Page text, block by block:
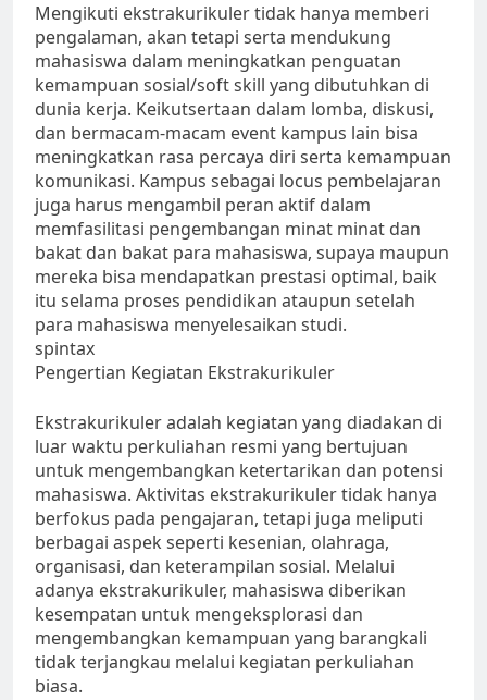
Mengikuti ekstrakurikuler tidak hanya memberi
pengalaman, akan tetapi serta mendukung
mahasiswa dalam meningkatkan penguatan
kemampuan sosial/soft skill yang dibutuhkan di
dunia kerja. Keikutsertaan dalam lomba, diskusi,
dan bermacam-macam event kampus lain bisa
meningkatkan rasa percaya diri serta kemampuan
komunikasi. Kampus sebagai locus pembelajaran
juga harus mengambil peran aktif dalam
memfasilitasi pengembangan minat minat dan
bakat dan bakat para mahasiswa, supaya maupun
mereka bisa mendapatkan prestasi optimal, baik
itu selama proses pendidikan ataupun setelah
para mahasiswa menyelesaikan studi.
spintax
Pengertian Kegiatan Ekstrakurikuler
Ekstrakurikuler adalah kegiatan yang diadakan di
luar waktu perkuliahan resmi yang bertujuan
untuk mengembangkan ketertarikan dan potensi
mahasiswa. Aktivitas ekstrakurikuler tidak hanya
berfokus pada pengajaran, tetapi juga meliputi
berbagai aspek seperti kesenian, olahraga,
organisasi, dan keterampilan sosial. Melalui
adanya ekstrakurikuler, mahasiswa diberikan
kesempatan untuk mengeksplorasi dan
mengembangkan kemampuan yang barangkali
tidak terjangkau melalui kegiatan perkuliahan
biasa.